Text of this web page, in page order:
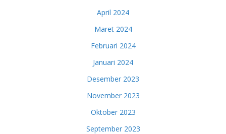
April 2024
Maret 2024
Februari 2024
Januari 2024
Desember 2023
November 2023
Oktober 2023
September 2023